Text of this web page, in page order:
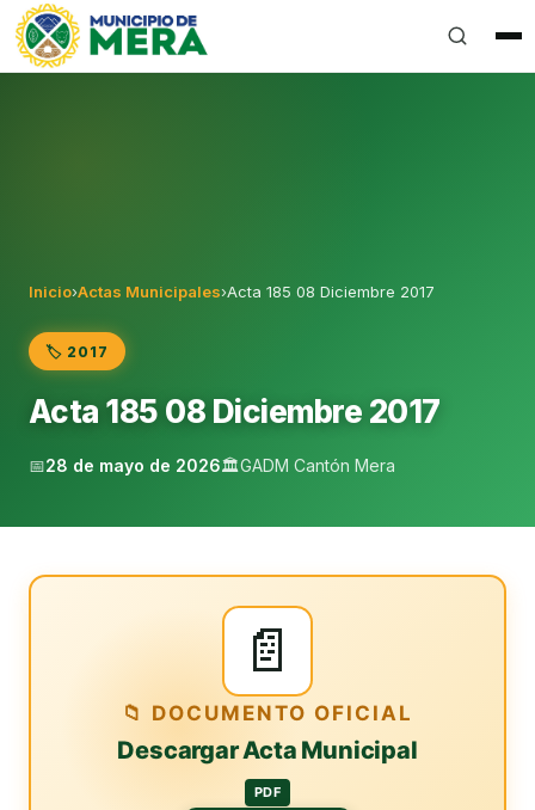
Gobierno Autónomo Descentralizado Municipal del
Inicio›Actas Municipales›Acta 185 08 Diciembre 2017
🏷️ 2017
Acta 185 08 Diciembre 2017
📅28 de mayo de 2026🏛️GADM Cantón Mera
📄
📁 DOCUMENTO OFICIAL
Descargar Acta Municipal
PDF